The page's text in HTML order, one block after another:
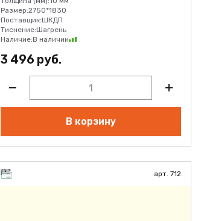
Размер:2750*1830
Поставщик:ШКДП
Тиснение:Шагрень
Наличие:В наличии
3 496 руб.
В корзину
арт. 712